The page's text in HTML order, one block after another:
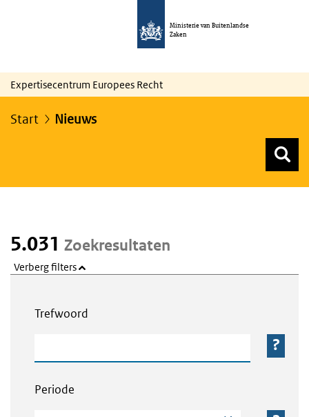
Ministerie van Buitenlandse
Zaken
Expertisecentrum Europees Recht
Start Nieuws
5.031 Zoekresultaten
Verberg filters
Trefwoord
Periode